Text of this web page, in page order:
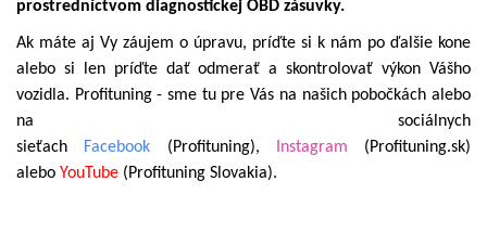
prostredníctvom diagnostickej OBD zásuvky.
Ak máte aj Vy záujem o úpravu, príďte si k nám po ďalšie kone
alebo si len príďte dať odmerať a skontrolovať výkon Vášho
vozidla. Profituning - sme tu pre Vás na našich pobočkách alebo
na sociálnych
sieťach Facebook (Profituning), Instagram
(Profituning.sk)
alebo YouTube (Profituning Slovakia).